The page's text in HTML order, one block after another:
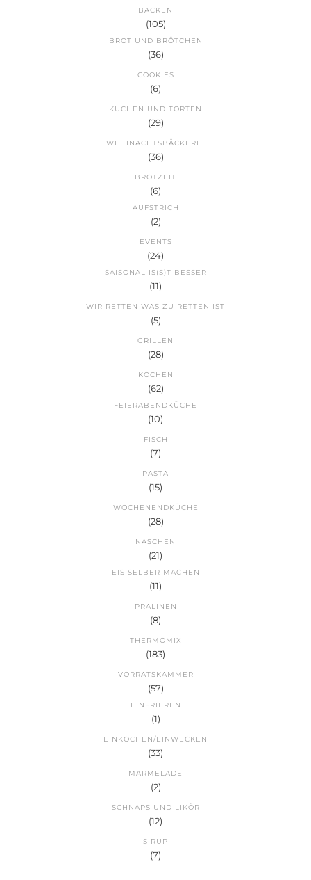
BACKEN
(105)
BROT UND BRÖTCHEN
(36)
COOKIES
(6)
KUCHEN UND TORTEN
(29)
WEIHNACHTSBÄCKEREI
(36)
BROTZEIT
(6)
AUFSTRICH
(2)
EVENTS
(24)
SAISONAL IS(S)T BESSER
(11)
WIR RETTEN WAS ZU RETTEN IST
(5)
GRILLEN
(28)
KOCHEN
(62)
FEIERABENDKÜCHE
(10)
FISCH
(7)
PASTA
(15)
WOCHENENDKÜCHE
(28)
NASCHEN
(21)
EIS SELBER MACHEN
(11)
PRALINEN
(8)
THERMOMIX
(183)
VORRATSKAMMER
(57)
EINFRIEREN
(1)
EINKOCHEN/EINWECKEN
(33)
MARMELADE
(2)
SCHNAPS UND LIKÖR
(12)
SIRUP
(7)